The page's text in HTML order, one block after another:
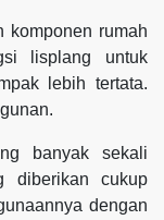
komponen rumah
lisplang untuk
lebih tertata.
banyak sekali
diberikan cukup
dengan